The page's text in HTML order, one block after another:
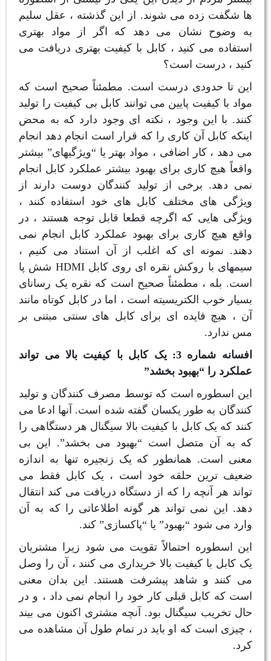
ها شگفت زده می شوند. از این گذشته ، عقل سلیم
به وضوح نشان می دهد که اگر از مواد بهتری
استفاده می کنید ، کابل با کیفیت بهتری دریافت می
کنید ، درست است؟
این تا حدودی درست است. مطمئناً صحیح است که
مواد با کیفیت پایین می توانند کابل بی کیفیت را تولید
کنند. با این وجود ، نکته ای وجود دارد که به محض
اینکه کابل آن کاری را که قرار است انجام دهد انجام
می دهد ، کار اضافی ، مواد بهتر یا “ویژگیهای” بیشتر
واقعاً هیچ کاری برای بهبود بیشتر عملکرد کابل انجام
نمی دهد. برخی از تولید کنندگان دوست دارند از
ویژگی های مختلف کابل های خود استفاده کنند ،
ویژگی هایی که اگرچه قطعا قابل توجه هستند ، در
واقع هیچ کاری برای بهبود عملکرد کابل انجام نمی
دهند. نمونه ای که اغلب از آن استناد می کنیم ،
سیمهای با روکش نقره ای روی کابل HDMI شش پا
است. بله ، مطمئناً صحیح است که نقره یک رسانای
بسیار خوب الکتریسیته است ، اما در کابل کوتاه مانند
آن ، هیچ فایده ای برای کابل های سنتی مبتنی بر
مس ندارد.
افسانه شماره 3:
یک کابل با کیفیت بالا می تواند
عملکرد را “بهبود بخشد”
این اسطوره است که توسط مصرف کنندگان و تولید
کنندگان به طور یکسان گفته شده است. آنها ادعا می
کنند که یک کابل با کیفیت بالا سیگنال هر دستگاهی را
که به آن متصل است “بهبود می بخشد”. این بی
معنی است. همانطور که یک زنجیره تنها به اندازه
ضعیف ترین حلقه خود است ، یک کابل فقط می
تواند هر آنچه را که از دستگاه دریافت می کند انتقال
دهد. این نمی تواند هر گونه اطلاعاتی را که به آن
وارد می شود “بهبود” یا “پاکسازی” کند.
این اسطوره احتمالاً تقویت می شود زیرا مشتریان
یک کابل با کیفیت بالا خریداری می کنند ، آن را وصل
می کنند و شاهد پیشرفت هستند. این بدان معنی
است که کابل قبلی کار خود را انجام نمی داد ، و در
حال تخریب سیگنال بود. آنچه مشتری اکنون می بیند
، چیزی است که او باید در تمام طول آن مشاهده می
کرد.